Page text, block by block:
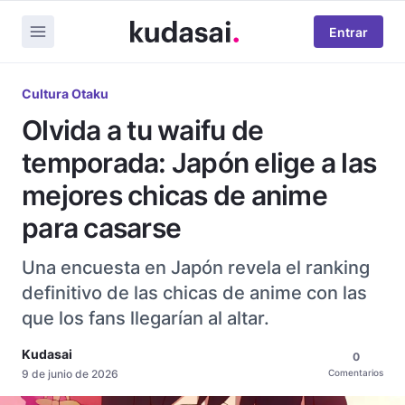
Entrar
Cultura Otaku
Olvida a tu waifu de
temporada: Japón elige a las
mejores chicas de anime
para casarse
Una encuesta en Japón revela el ranking
definitivo de las chicas de anime con las
que los fans llegarían al altar.
Kudasai
9 de junio de 2026
0
Comentarios